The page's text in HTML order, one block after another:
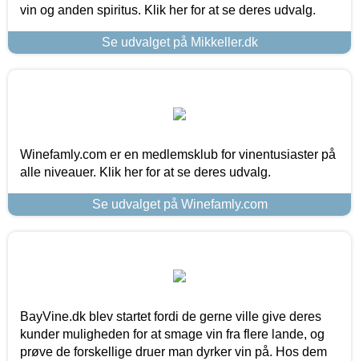
vin og anden spiritus. Klik her for at se deres udvalg.
Se udvalget på Mikkeller.dk
Winefamly.com er en medlemsklub for vinentusiaster på
alle niveauer. Klik her for at se deres udvalg.
Se udvalget på Winefamly.com
BayVine.dk blev startet fordi de gerne ville give deres
kunder muligheden for at smage vin fra flere lande, og
prøve de forskellige druer man dyrker vin på. Hos dem